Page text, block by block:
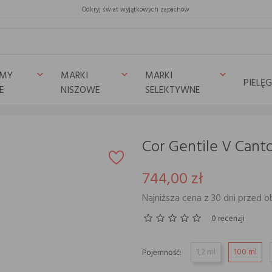
Odkryj świat wyjątkowych zapachów
keyboard_arrow_down
MARKI
NISZOWE
keyboard_arrow_down
MARKI
SELEKTYWNE
keyboard_arrow_down
Cor Gentile V
744,00 zł
Najniższa cena z 30 dni przed
0 recenzji
Pojemność: 1,2 ml 100 ml